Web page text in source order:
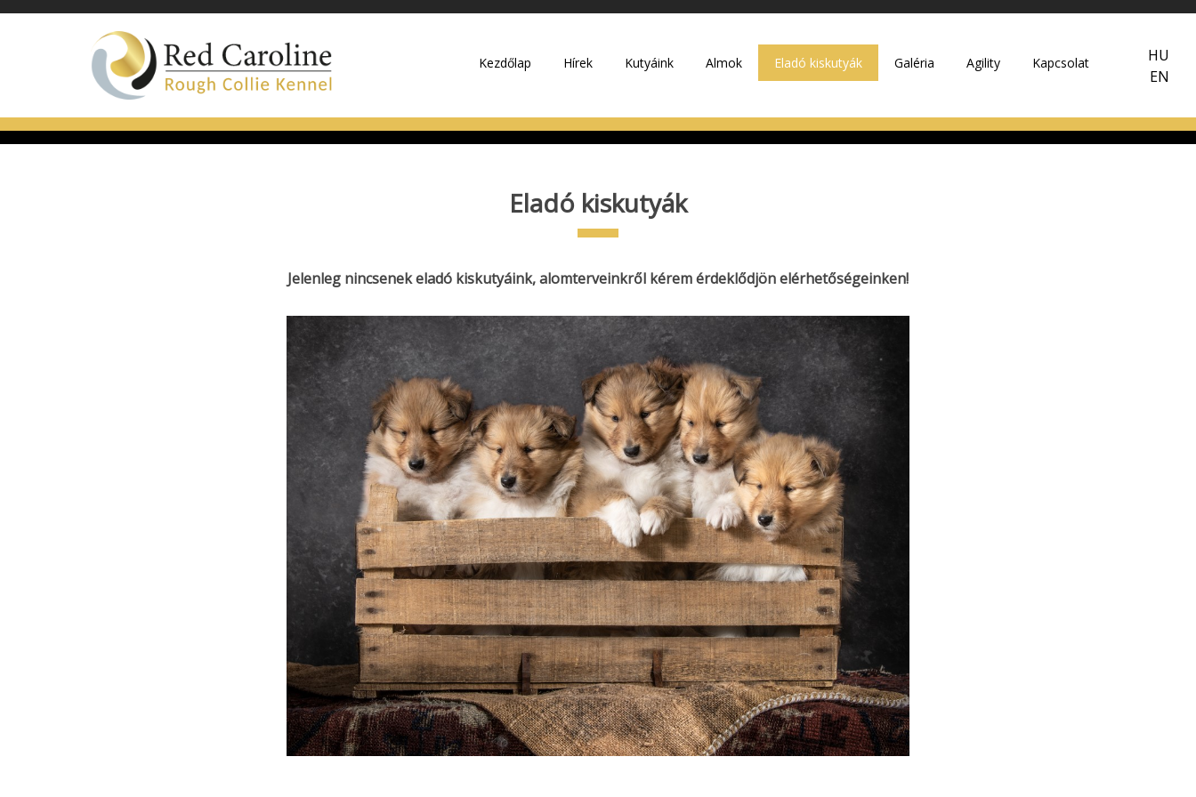
HU
EN
Kezdőlap Hírek Kutyáink Almok Eladó kiskutyák Galéria Agility Kapcsolat
Eladó kiskutyák
Jelenleg nincsenek eladó kiskutyáink, alomterveinkről kérem érdeklődjön elérhetőségeinken!